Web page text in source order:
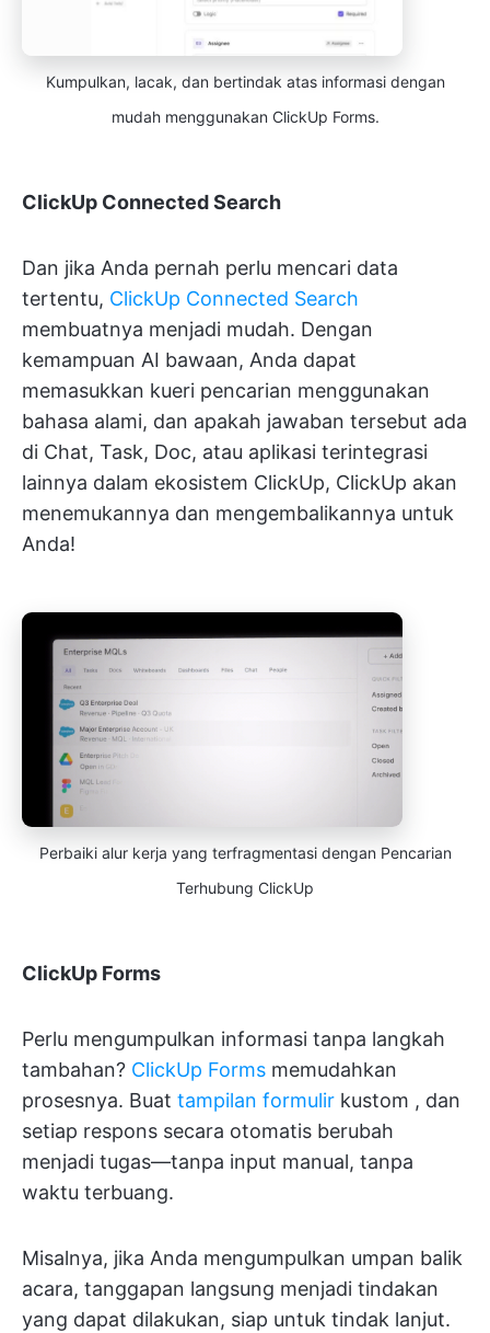
Kumpulkan, lacak, dan bertindak atas informasi dengan
mudah menggunakan ClickUp Forms.
ClickUp Connected Search
Dan jika Anda pernah perlu mencari data
tertentu, ClickUp Connected Search
membuatnya menjadi mudah. Dengan
kemampuan AI bawaan, Anda dapat
memasukkan kueri pencarian menggunakan
bahasa alami, dan apakah jawaban tersebut ada
di Chat, Task, Doc, atau aplikasi terintegrasi
lainnya dalam ekosistem ClickUp, ClickUp akan
menemukannya dan mengembalikannya untuk
Anda!
Perbaiki alur kerja yang terfragmentasi dengan Pencarian
Terhubung ClickUp
ClickUp Forms
Perlu mengumpulkan informasi tanpa langkah
tambahan? ClickUp Forms memudahkan
prosesnya. Buat tampilan formulir kustom , dan
setiap respons secara otomatis berubah
menjadi tugas—tanpa input manual, tanpa
waktu terbuang.
Misalnya, jika Anda mengumpulkan umpan balik
acara, tanggapan langsung menjadi tindakan
yang dapat dilakukan, siap untuk tindak lanjut.